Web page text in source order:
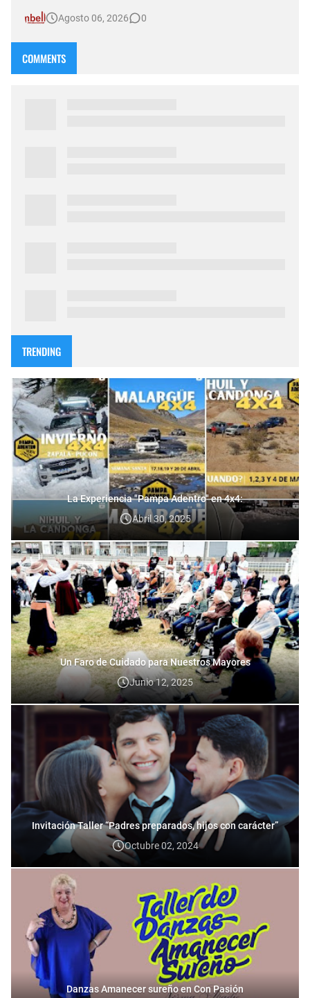
Compasión —conducido por Norma Abadie y transmitido aAgosto 06, 2026 0
COMMENTS
TRENDING
La Experiencia "Pampa Adentro" en 4x4:
Abril 30, 2025
Un Faro de Cuidado para Nuestros Mayores
Junio 12, 2025
Invitación Taller “Padres preparados, hijos con carácter”
Octubre 02, 2024
Danzas Amanecer sureño en Con Pasión